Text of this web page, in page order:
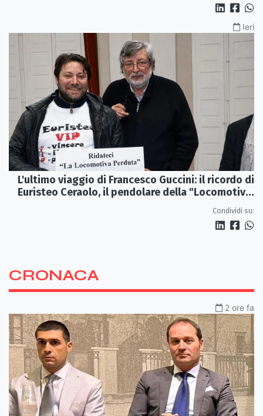
Ieri
L'ultimo viaggio di Francesco Guccini: il ricordo di
Euristeo Ceraolo, il pendolare della "Locomotiva
Condividi su:
CRONACA
2 ore fa